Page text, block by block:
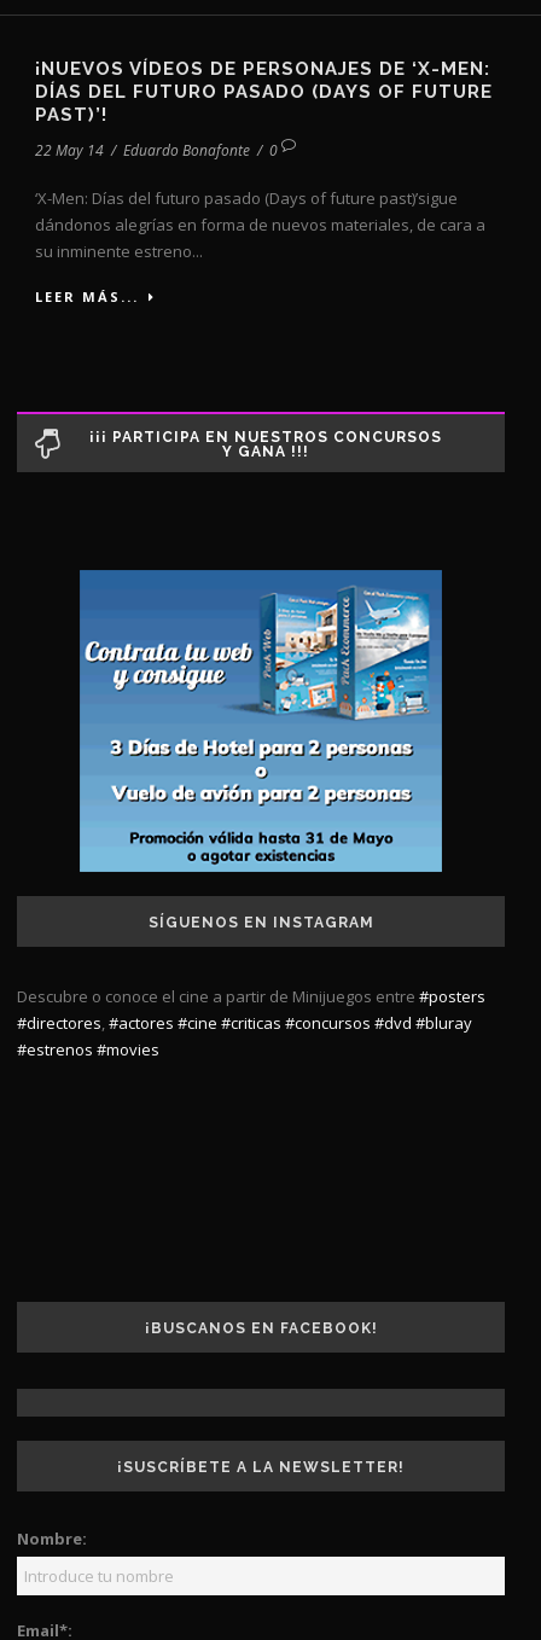
¡NUEVOS VÍDEOS DE PERSONAJES DE ‘X-MEN:
DÍAS DEL FUTURO PASADO (DAYS OF FUTURE
PAST)’!
22 May 14 / Eduardo Bonafonte / 0
‘X-Men: Días del futuro pasado (Days of future past)’sigue
dándonos alegrías en forma de nuevos materiales, de cara a
su inminente estreno...
LEER MÁS...
¡¡¡ PARTICIPA EN NUESTROS CONCURSOS
Y GANA !!!
SÍGUENOS EN INSTAGRAM
Descubre o conoce el cine a partir de Minijuegos entre #posters
#directores,#actores #cine #criticas #concursos #dvd #bluray
#estrenos #movies
¡BUSCANOS EN FACEBOOK!
¡SUSCRÍBETE A LA NEWSLETTER!
Nombre:
Email*: